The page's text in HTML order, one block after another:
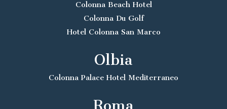
Colonna Beach Hotel
Colonna Du Golf
Hotel Colonna San Marco
Olbia
Colonna Palace Hotel Mediterraneo
Roma